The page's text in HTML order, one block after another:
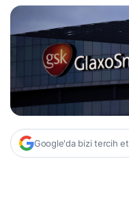
Google'da bizi tercih et